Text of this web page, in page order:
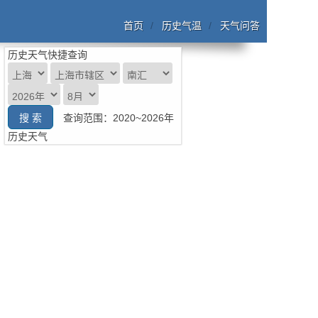
首页 历史气温 天气问答
历史天气快捷查询
查询范围：2020~2026年
历史天气